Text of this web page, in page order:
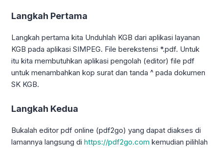
Langkah Pertama
Langkah pertama kita Unduhlah KGB dari aplikasi layanan
KGB pada aplikasi SIMPEG. File berekstensi *.pdf. Untuk
itu kita membutuhkan aplikasi pengolah (editor) file pdf
untuk menambahkan kop surat dan tanda ^ pada dokumen
SK KGB.
Langkah Kedua
Bukalah editor pdf online (pdf2go) yang dapat diakses di
lamannya langsung di https://pdf2go.com kemudian pilihlah